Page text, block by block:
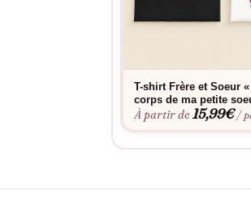
T-shirt Frère et Soeur
corps de ma petite
À partir de15,99€ /